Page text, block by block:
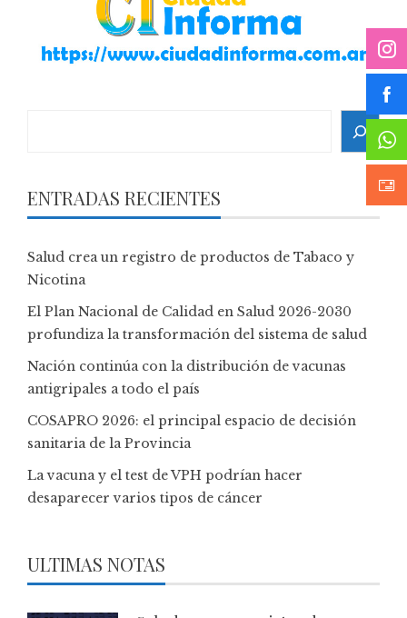
ENTRADAS RECIENTES
Salud crea un registro de productos de Tabaco y
Nicotina
El Plan Nacional de Calidad en Salud 2026-2030
profundiza la transformación del sistema de salud
Nación continúa con la distribución de vacunas
antigripales a todo el país
COSAPRO 2026: el principal espacio de decisión
sanitaria de la Provincia
La vacuna y el test de VPH podrían hacer
desaparecer varios tipos de cáncer
ULTIMAS NOTAS